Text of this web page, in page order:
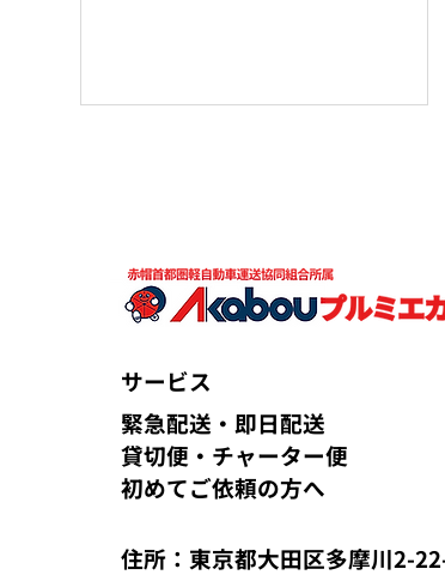
都・九州・北海道へ当日配送
｜赤帽の長距離緊急チャータ
ー便とは？料金・時間・仕組
みを解説
サービス
緊急配送・即日配送
貸切便・チャーター便
初めてご依頼の方へ
住所：東京都大田区多摩川2-